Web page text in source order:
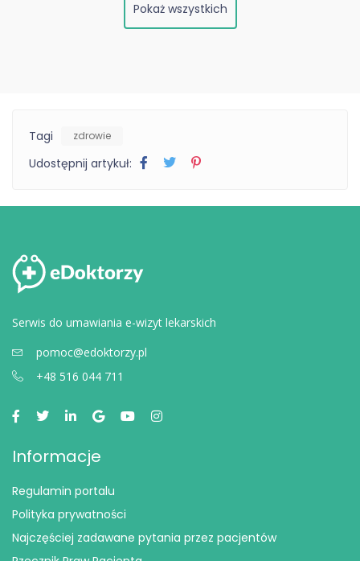
Pokaż wszystkich
Tagi zdrowie
Udostępnij artykuł:
Serwis do umawiania e-wizyt lekarskich
pomoc@edoktorzy.pl
+48 516 044 711
Informacje
Regulamin portalu
Polityka prywatności
Najczęściej zadawane pytania przez pacjentów